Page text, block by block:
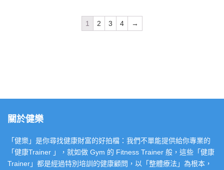
1 2 3 4 →
關於健樂
「健樂」是你尋找健康財富的好拍檔：我們不單能提供給你專業的
「健康Trainer 」，就如做 Gym 的 Fitness Trainer 般，這些「健康
Trainer」都是經過特別培訓的健康顧問，以「整體療法」為根本，